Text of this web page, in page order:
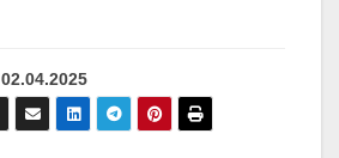
02.04.2025